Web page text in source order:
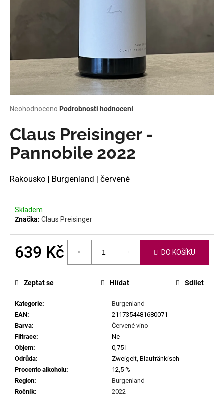
Průměrné
produktu
je
0,0
hvězdiček.
Neohodnoceno Podrobnosti hodnocení
Claus Preisinger -
Pannobile 2022
Rakousko | Burgenland | červené
Skladem
Značka: Claus Preisinger
639 Kč DO KOŠÍKU
Kategorie:
Burgenland
EAN:
2117354481680071
Barva:
Červené víno
Filtrace:
Ne
Objem:
0,75 l
Odrůda:
Zweigelt, Blaufränkisch
Procento alkoholu:
12,5 %
Region:
Burgenland
Ročník:
2022
Zeptat se Hlídat Sdílet
t
?
D
p
o
u
č
u
m
e
MATASSA
CUVÉE
MARGUERITE
2024
699
Kč